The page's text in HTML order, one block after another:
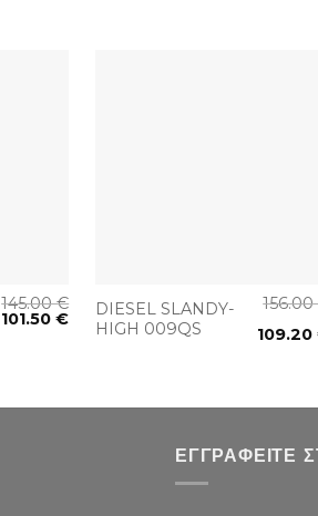
145.00€
101.50€
DIESEL SLANDY-
HIGH 009QS
156.00
109.20
ΕΓΓΡΑΦΕΊΤΕ